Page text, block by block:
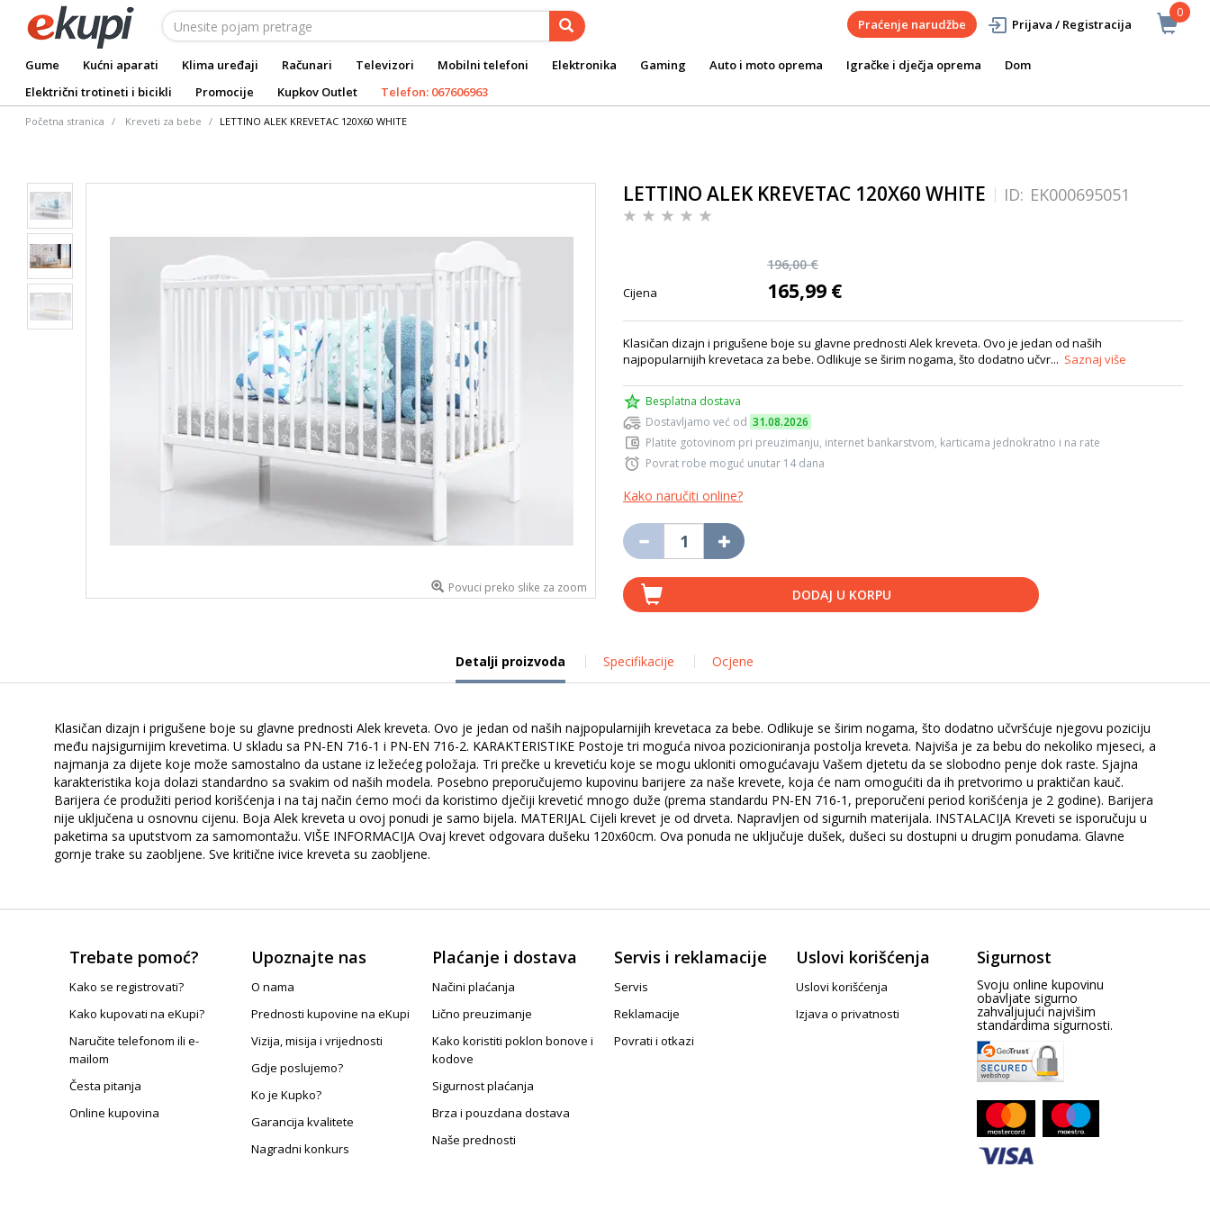
0
Praćenje narudžbe Prijava / Registracija
Gume Kućni aparati Klima uređaji Računari Televizori Mobilni telefoni Elektronika Gaming Auto i moto oprema Igračke i dječja oprema
Dom
Električni trotineti i bicikli
Promocije Kupkov Outlet Telefon: 067606963
Početna stranica Kreveti za bebe LETTINO ALEK KREVETAC 120X60 WHITE
Povuci preko slike za zoom
LETTINO ALEK KREVETAC 120X60 WHITE ID: EK000695051
196,00 €
Cijena 165,99 €
Klasičan dizajn i prigušene boje su glavne prednosti Alek kreveta. Ovo je jedan od naših
najpopularnijih krevetaca za bebe. Odlikuje se širim nogama, što dodatno učvr... Saznaj više
Besplatna dostava
Dostavljamo već od 31.08.2026
Platite gotovinom pri preuzimanju, internet bankarstvom, karticama jednokratno i na rate
Povrat robe moguć unutar 14 dana
Kako naručiti online?
DODAJ U KORPU
Detalji proizvoda Specifikacije Ocjene
Klasičan dizajn i prigušene boje su glavne prednosti Alek kreveta. Ovo je jedan od naših najpopularnijih krevetaca za bebe. Odlikuje se širim nogama, što dodatno učvršćuje njegovu poziciju
među najsigurnijim krevetima. U skladu sa PN-EN 716-1 i PN-EN 716-2. KARAKTERISTIKE Postoje tri moguća nivoa pozicioniranja postolja kreveta. Najviša je za bebu do nekoliko mjeseci, a
najmanja za dijete koje može samostalno da ustane iz ležećeg položaja. Tri prečke u krevetiću koje se mogu ukloniti omogućavaju Vašem djetetu da se slobodno penje dok raste. Sjajna
karakteristika koja dolazi standardno sa svakim od naših modela. Posebno preporučujemo kupovinu barijere za naše krevete, koja će nam omogućiti da ih pretvorimo u praktičan kauč.
Barijera će produžiti period korišćenja i na taj način ćemo moći da koristimo dječiji krevetić mnogo duže (prema standardu PN-EN 716-1, preporučeni period korišćenja je 2 godine). Barijera
nije uključena u osnovnu cijenu. Boja Alek kreveta u ovoj ponudi je samo bijela. MATERIJAL Cijeli krevet je od drveta. Napravljen od sigurnih materijala. INSTALACIJA Kreveti se isporučuju u
paketima sa uputstvom za samomontažu. VIŠE INFORMACIJA Ovaj krevet odgovara dušeku 120x60cm. Ova ponuda ne uključuje dušek, dušeci su dostupni u drugim ponudama. Glavne
gornje trake su zaobljene. Sve kritične ivice kreveta su zaobljene.
Trebate pomoć?
Kako se registrovati?
Kako kupovati na eKupi?
Naručite telefonom ili e-
mailom
Česta pitanja
Online kupovina
Upoznajte nas
O nama
Prednosti kupovine na eKupi
Vizija, misija i vrijednosti
Gdje poslujemo?
Ko je Kupko?
Garancija kvalitete
Nagradni konkurs
Plaćanje i dostava
Načini plaćanja
Lično preuzimanje
Kako koristiti poklon bonove i
kodove
Sigurnost plaćanja
Brza i pouzdana dostava
Naše prednosti
Servis i reklamacije
Servis
Reklamacije
Povrati i otkazi
Uslovi korišćenja
Uslovi korišćenja
Izjava o privatnosti
Sigurnost
Svoju online kupovinu
obavljate sigurno
zahvaljujući najvišim
standardima sigurnosti.